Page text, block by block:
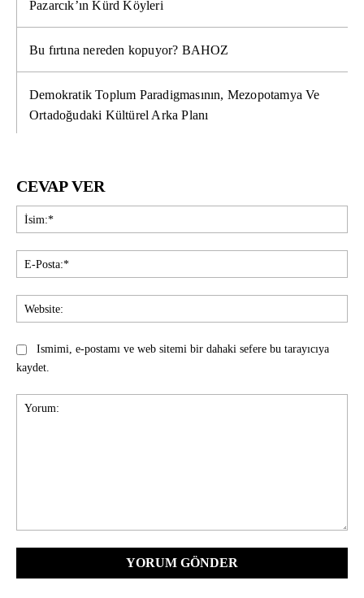
Pazarcık’ın Kürd Köyleri
Bu fırtına nereden kopuyor? BAHOZ
Demokratik Toplum Paradigmasının, Mezopotamya Ve
Ortadoğudaki Kültürel Arka Planı
CEVAP VER
Ismimi, e-postamı ve web sitemi bir dahaki sefere bu tarayıcıya
kaydet.